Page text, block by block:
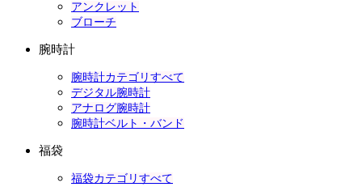
アンクレット
ブローチ
腕時計
腕時計カテゴリすべて
デジタル腕時計
アナログ腕時計
腕時計ベルト・バンド
福袋
福袋カテゴリすべて